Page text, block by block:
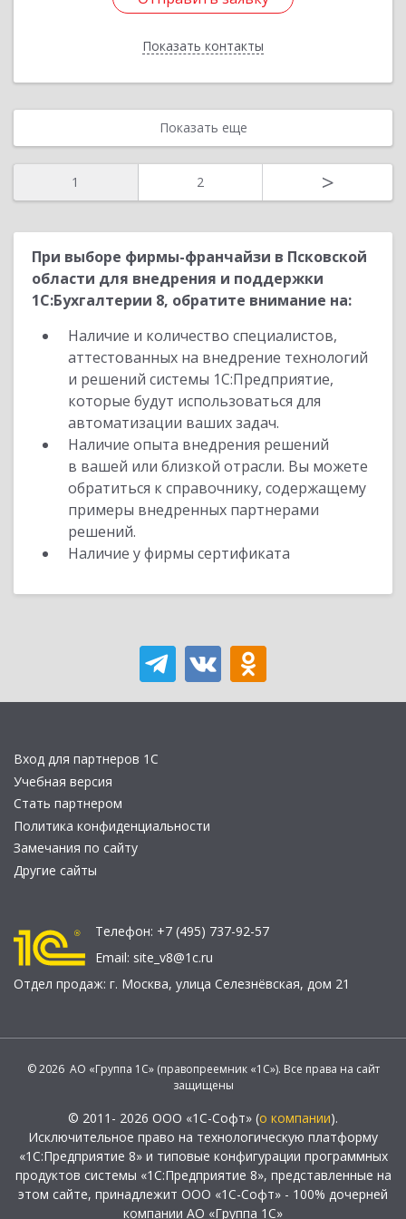
Показать контакты
Назад
Показать еще
1 2 >
При выборе фирмы-франчайзи в Псковской
области для внедрения и поддержки
1С:Бухгалтерии 8, обратите внимание на:
Наличие и количество специалистов,
аттестованных на внедрение технологий
и решений системы 1С:Предприятие,
которые будут использоваться для
автоматизации ваших задач.
Наличие опыта внедрения решений
в вашей или близкой отрасли. Вы можете
обратиться к справочнику, содержащему
примеры внедренных партнерами
решений.
Наличие у фирмы сертификата
Вход для партнеров 1С
Учебная версия
Стать партнером
Политика конфиденциальности
Замечания по сайту
Другие сайты
Телефон: +7 (495) 737-92-57
Email: site_v8@1c.ru
Отдел продаж: г. Москва, улица Селезнёвская, дом 21
© 2026 АО «Группа 1С» (правопреемник «1С»). Все права на сайт
защищены
© 2011- 2026 ООО «1С-Софт» (о компании).
Исключительное право на технологическую платформу
«1С:Предприятие 8» и типовые конфигурации программных
продуктов системы «1С:Предприятие 8», представленные на
этом сайте, принадлежит ООО «1С-Софт» - 100% дочерней
компании АО «Группа 1С»